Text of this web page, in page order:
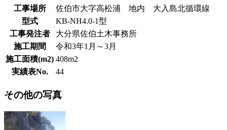
工事場所
佐伯市大字高松浦 地内 大入島北循環線
型式
KB-NH4.0-1型
工事発注者
大分県佐伯土木事務所
施工期間
令和3年1月～3月
施工面積(m2) 408m2
実績表No.
44
その他の写真